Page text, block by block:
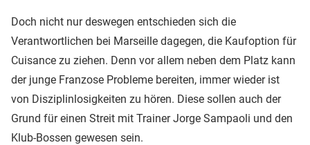
Doch nicht nur deswegen entschieden sich die
Verantwortlichen bei Marseille dagegen, die Kaufoption für
Cuisance zu ziehen. Denn vor allem neben dem Platz kann
der junge Franzose Probleme bereiten, immer wieder ist
von Disziplinlosigkeiten zu hören. Diese sollen auch der
Grund für einen Streit mit Trainer Jorge Sampaoli und den
Klub-Bossen gewesen sein.